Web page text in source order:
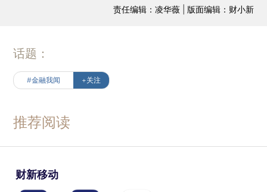
责任编辑：凌华薇 | 版面编辑：财小新
话题：
#金融我闻 +关注
推荐阅读
财新移动